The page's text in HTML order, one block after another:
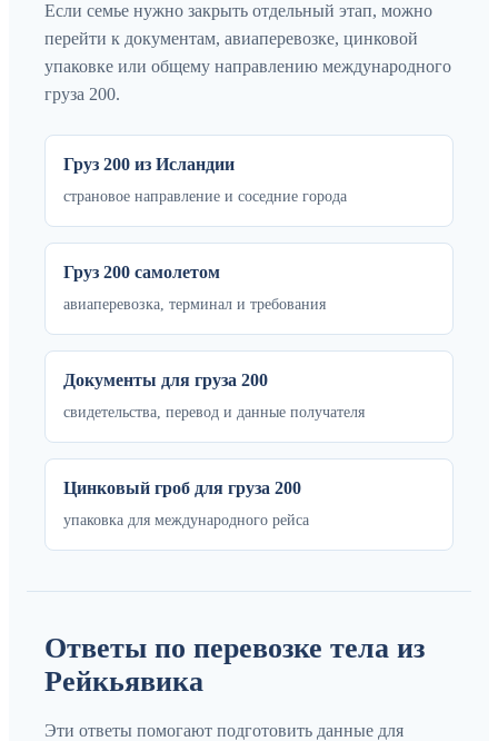
Если семье нужно закрыть отдельный этап, можно
перейти к документам, авиаперевозке, цинковой
упаковке или общему направлению международного
груза 200.
Груз 200 из Исландии
страновое направление и соседние города
Груз 200 самолетом
авиаперевозка, терминал и требования
Документы для груза 200
свидетельства, перевод и данные получателя
Цинковый гроб для груза 200
упаковка для международного рейса
Ответы по перевозке тела из
Рейкьявика
Эти ответы помогают подготовить данные для